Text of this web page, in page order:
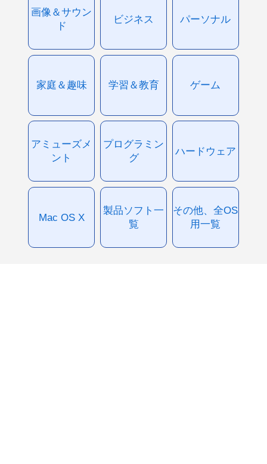
画像＆サウン
ド
ビジネス パーソナル
家庭＆趣味 学習＆教育 ゲーム
アミューズメ
ント
プログラミン
グ
ハードウェア
Mac OS X
製品ソフト一
覧
その他、全OS
用一覧